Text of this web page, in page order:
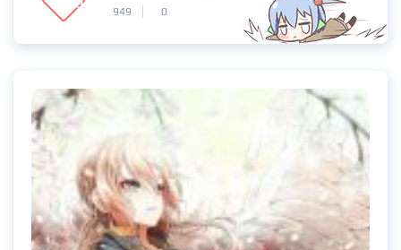
949
0